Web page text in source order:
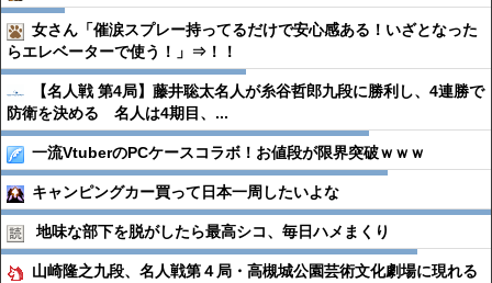
女さん「催涙スプレー持ってるだけで安心感ある！いざとなった
らエレベーターで使う！」⇒！！
【名人戦 第4局】藤井聡太名人が糸谷哲郎九段に勝利し、4連勝で
防衛を決める 名人は4期目、...
一流VtuberのPCケースコラボ！お値段が限界突破ｗｗｗ
キャンピングカー買って日本一周したいよな
地味な部下を脱がしたら最高シコ、毎日ハメまくり
山崎隆之九段、名人戦第４局・高槻城公園芸術文化劇場に現れる